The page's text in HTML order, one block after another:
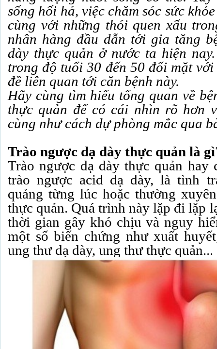
sống hối hả, việc chăm sóc sức
cùng với những thói quen xấu
nhân hàng đầu dẫn tới gia tăng
dày thực quản ở nước ta hiện
trong độ tuổi 30 đến 50 đối mặt
đề liên quan tới căn bệnh này.
Hãy cùng tìm hiểu tổng quan về
thực quản để có cái nhìn rõ hơn
cùng như cách dự phòng mắc qua
Trào ngược dạ dày thực quản là
Trào ngược dạ dày thực quản hay
trào ngược acid dạ dày, là tình
quảng từng lúc hoặc thường
thực quản. Quá trình này lặp đi lặp
thời gian gây khó chịu và nguy
một số biến chứng như xuất
ung thư dạ dày, ung thư thực quản...